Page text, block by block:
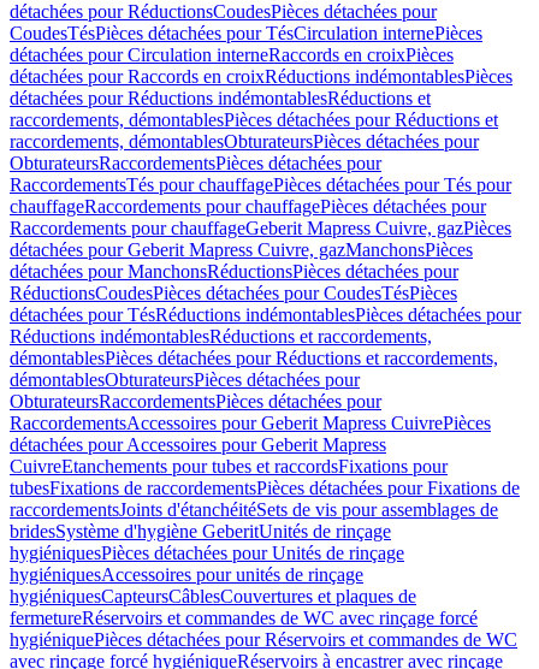
détachées pour RéductionsCoudesPièces détachées pour
CoudesTésPièces détachées pour TésCirculation internePièces
détachées pour Circulation interneRaccords en croixPièces
détachées pour Raccords en croixRéductions indémontablesPièces
détachées pour Réductions indémontablesRéductions et
raccordements, démontablesPièces détachées pour Réductions et
raccordements, démontablesObturateursPièces détachées pour
ObturateursRaccordementsPièces détachées pour
RaccordementsTés pour chauffagePièces détachées pour Tés pour
chauffageRaccordements pour chauffagePièces détachées pour
Raccordements pour chauffageGeberit Mapress Cuivre, gazPièces
détachées pour Geberit Mapress Cuivre, gazManchonsPièces
détachées pour ManchonsRéductionsPièces détachées pour
RéductionsCoudesPièces détachées pour CoudesTésPièces
détachées pour TésRéductions indémontablesPièces détachées pour
Réductions indémontablesRéductions et raccordements,
démontablesPièces détachées pour Réductions et raccordements,
démontablesObturateursPièces détachées pour
ObturateursRaccordementsPièces détachées pour
RaccordementsAccessoires pour Geberit Mapress CuivrePièces
détachées pour Accessoires pour Geberit Mapress
CuivreEtanchements pour tubes et raccordsFixations pour
tubesFixations de raccordementsPièces détachées pour Fixations de
raccordementsJoints d'étanchéitéSets de vis pour assemblages de
bridesSystème d'hygiène GeberitUnités de rinçage
hygiéniquesPièces détachées pour Unités de rinçage
hygiéniquesAccessoires pour unités de rinçage
hygiéniquesCapteursCâblesCouvertures et plaques de
fermetureRéservoirs et commandes de WC avec rinçage forcé
hygiéniquePièces détachées pour Réservoirs et commandes de WC
avec rinçage forcé hygiéniqueRéservoirs à encastrer avec rinçage